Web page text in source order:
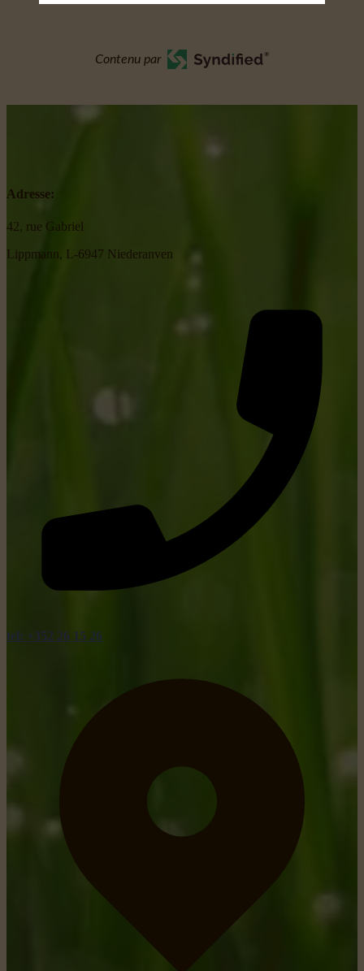
Contenu par
Adresse:
42, rue Gabriel
Lippmann, L-6947 Niederanven
tel: +352 26 15 26